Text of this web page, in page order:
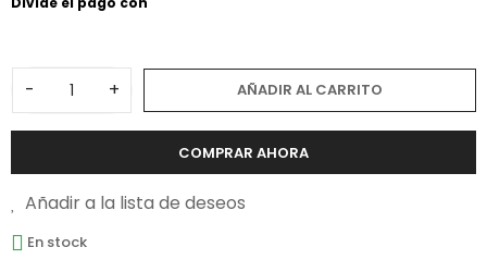
- + AÑADIR AL CARRITO
COMPRAR AHORA
Añadir a la lista de deseos
En stock